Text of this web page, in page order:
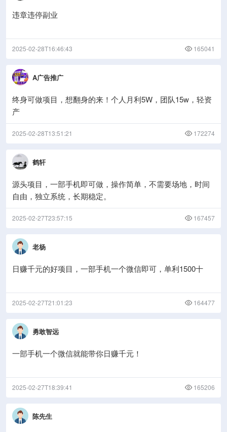
违章违停副业
2025-02-28T16:46:43 165041
A广告推广
终身可做项目，想翻身的来！个人月利5W，团队15w，轻资
产
2025-02-28T13:51:21 172274
鹤轩
源头项目，一部手机即可做，操作简单，不需要场地，时间
自由，独立系统，长期稳定。
2025-02-27T23:57:15 167457
老杨
日赚千元的好项目，一部手机一个微信即可，单利1500十
2025-02-27T21:01:23 164477
勇敢智远
一部手机一个微信就能带你日赚千元！
2025-02-27T18:39:41 165206
陈先生